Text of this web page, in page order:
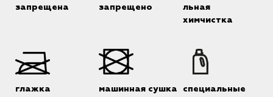
запрещена
запрещено
льная
химчистка
глажка
машинная сушка
специальные